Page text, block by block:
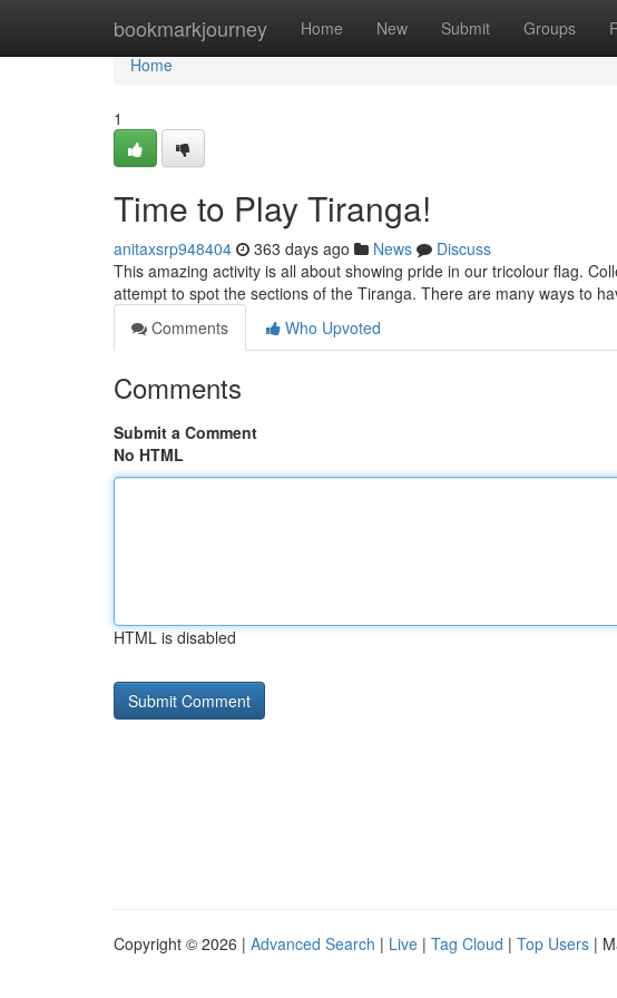
bookmarkjourney Home New Submit Groups
Home
Home
1
Time to Play Tiranga!
anitaxsrp948404 363 days ago News
Discuss
This amazing activity is all about showing pride in our tricolour flag.
attempt to spot the sections of the Tiranga. There are many ways to
Comments
Who Upvoted
Comments
Submit a Comment
No HTML
HTML is disabled
Copyright © 2026 | Advanced Search | Live | Tag Cloud | Top Users |